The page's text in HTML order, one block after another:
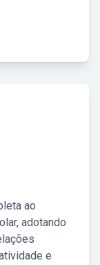
ao
adotando
e